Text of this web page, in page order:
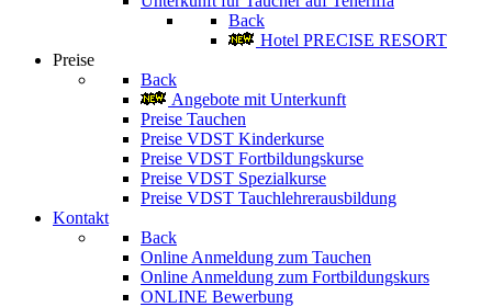
Back
Hotel PRECISE RESORT
Preise
Back
Angebote mit Unterkunft
Preise Tauchen
Preise VDST Kinderkurse
Preise VDST Fortbildungskurse
Preise VDST Spezialkurse
Preise VDST Tauchlehrerausbildung
Kontakt
Back
Online Anmeldung zum Tauchen
Online Anmeldung zum Fortbildungskurs
ONLINE Bewerbung